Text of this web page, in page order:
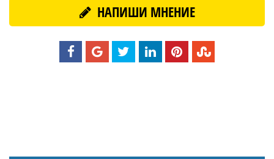
НАПИШИ МНЕНИЕ